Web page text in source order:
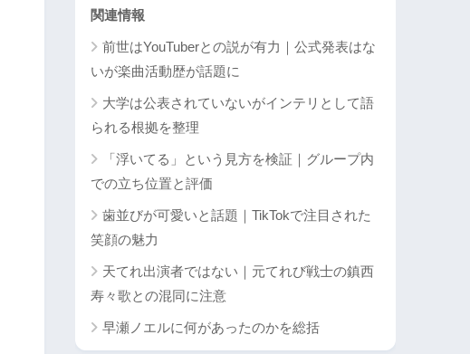
関連情報
前世はYouTuberとの説が有力｜公式発表はな
いが楽曲活動歴が話題に
大学は公表されていないがインテリとして語
られる根拠を整理
「浮いてる」という見方を検証｜グループ内
での立ち位置と評価
歯並びが可愛いと話題｜TikTokで注目された
笑顔の魅力
天てれ出演者ではない｜元てれび戦士の鎮西
寿々歌との混同に注意
早瀬ノエルに何があったのかを総括